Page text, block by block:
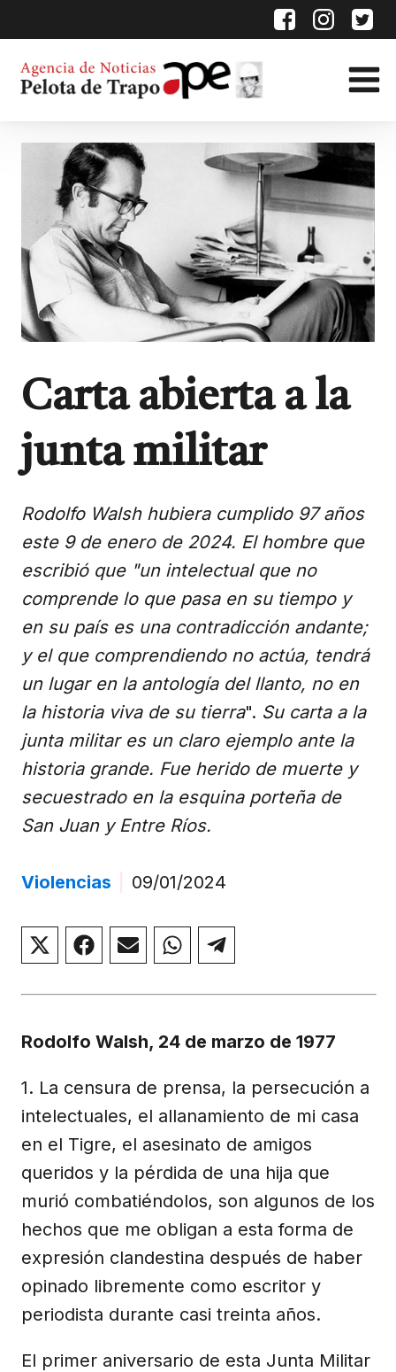
Carta abierta a la
junta militar
Rodolfo Walsh hubiera cumplido 97 años
este 9 de enero de 2024. El hombre que
escribió que "un intelectual que no
comprende lo que pasa en su tiempo y
en su país es una contradicción andante;
y el que comprendiendo no actúa, tendrá
un lugar en la antología del llanto, no en
la historia viva de su tierra". Su carta a la
junta militar es un claro ejemplo ante la
historia grande. Fue herido de muerte y
secuestrado en la esquina porteña de
San Juan y Entre Ríos.
Violencias 09/01/2024
Compartir
en
(Twitter)
Compartir
en
Compartir
en
Compartir
en
Compartir
en
Rodolfo Walsh, 24 de marzo de 1977
1. La censura de prensa, la persecución a
intelectuales, el allanamiento de mi casa
en el Tigre, el asesinato de amigos
queridos y la pérdida de una hija que
murió combatiéndolos, son algunos de los
hechos que me obligan a esta forma de
expresión clandestina después de haber
opinado libremente como escritor y
periodista durante casi treinta años.
El primer aniversario de esta Junta Militar